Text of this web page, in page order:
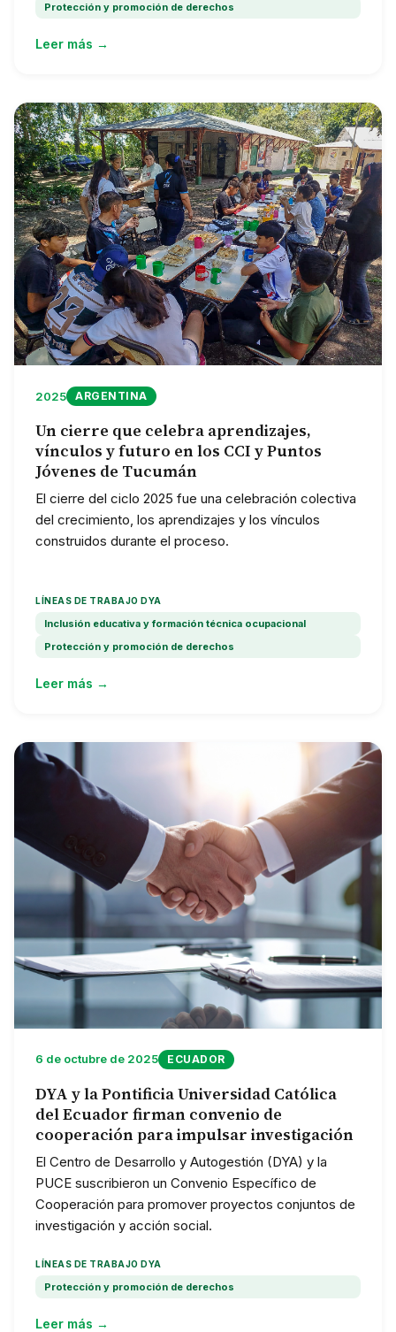
Protección y promoción de derechos
Leer más →
2025 ARGENTINA
Un cierre que celebra aprendizajes,
vínculos y futuro en los CCI y Puntos
Jóvenes de Tucumán
El cierre del ciclo 2025 fue una celebración colectiva
del crecimiento, los aprendizajes y los vínculos
construidos durante el proceso.
LÍNEAS DE TRABAJO DYA
Inclusión educativa y formación técnica ocupacional
Protección y promoción de derechos
Leer más →
6 de octubre de 2025 ECUADOR
DYA y la Pontificia Universidad Católica
del Ecuador firman convenio de
cooperación para impulsar investigación
El Centro de Desarrollo y Autogestión (DYA) y la
PUCE suscribieron un Convenio Específico de
Cooperación para promover proyectos conjuntos de
investigación y acción social.
LÍNEAS DE TRABAJO DYA
Protección y promoción de derechos
Leer más →